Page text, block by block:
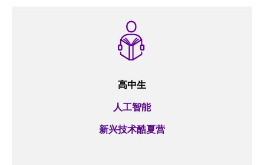
高中生
人工智能
新兴技术酷夏营